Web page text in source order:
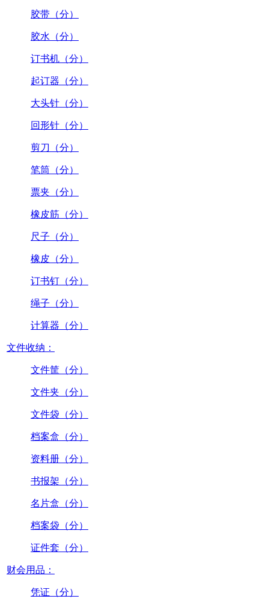
胶带（分）
胶水（分）
订书机（分）
起订器（分）
大头针（分）
回形针（分）
剪刀（分）
笔筒（分）
票夹（分）
橡皮筋（分）
尺子（分）
橡皮（分）
订书钉（分）
绳子（分）
计算器（分）
文件收纳：
文件筐（分）
文件夹（分）
文件袋（分）
档案盒（分）
资料册（分）
书报架（分）
名片盒（分）
档案袋（分）
证件套（分）
财会用品：
凭证（分）